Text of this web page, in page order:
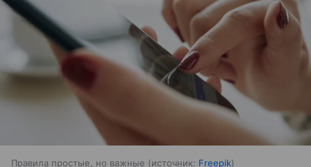
Правила простые, но важные источник: Freepik